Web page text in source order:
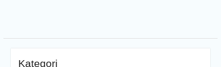
Kategori